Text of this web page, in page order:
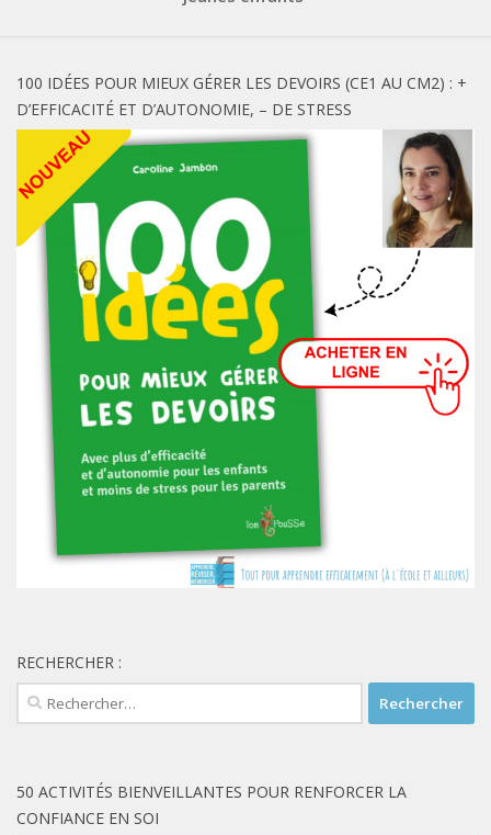
100 IDÉES POUR MIEUX GÉRER LES DEVOIRS (CE1 AU CM2) : +
D’EFFICACITÉ ET D’AUTONOMIE, – DE STRESS
RECHERCHER :
Rechercher :
50 ACTIVITÉS BIENVEILLANTES POUR RENFORCER LA
CONFIANCE EN SOI